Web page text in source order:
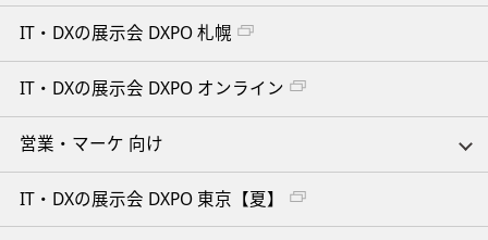
IT・DXの展示会 DXPO 札幌
IT・DXの展示会 DXPO オンライン
営業・マーケ 向け
IT・DXの展示会 DXPO 東京【夏】